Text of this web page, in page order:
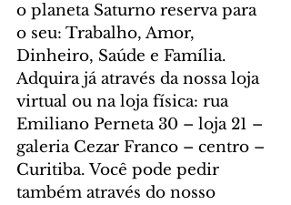
o planeta Saturno reserva para
o seu: Trabalho, Amor,
Dinheiro, Saúde e Família.
Adquira já através da nossa loja
virtual ou na loja física: rua
Emiliano Perneta 30 – loja 21 –
galeria Cezar Franco – centro –
Curitiba. Você pode pedir
também através do nosso